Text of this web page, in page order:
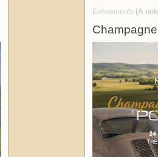
Evénements (A